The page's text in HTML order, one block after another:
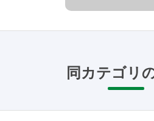
同カテゴリ